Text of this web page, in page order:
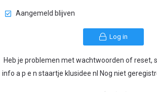
Aangemeld blijven
Log in
Heb je problemen met wachtwoorden of reset,
info a p e n staartje klusidee nl Nog niet